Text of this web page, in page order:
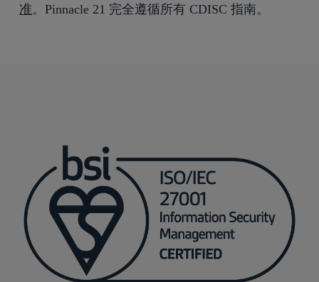
准。Pinnacle 21 完全遵循所有 CDISC 指南。